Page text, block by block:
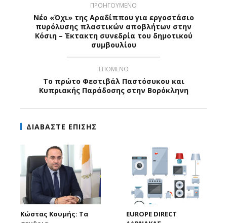
ΠΡΟΗΓΟΥΜΕΝΟ
Νέο «Όχι» της Αραδίππου για εργοστάσιο
πυρόλυσης πλαστικών αποβλήτων στην
Κόσιη – Έκτακτη συνεδρία του δημοτικού
συμβουλίου
ΕΠΟΜΕΝΟ
Το πρώτο Φεστιβάλ Παστόσυκου και
Κυπριακής Παράδοσης στην Βορόκληνη
ΔΙΑΒΑΣΤΕ ΕΠΙΣΗΣ
Κώστας Κουμής: Τα
EUROPE DIRECT